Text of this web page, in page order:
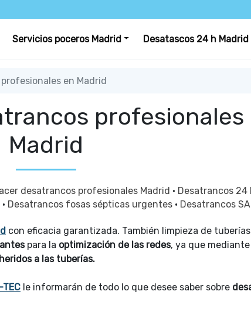
Servicios poceros Madrid Desatascos 24 h Madrid
en Madrid
profesionales
Madrid
desatrancos profesionales Madrid · Desatrancos 24
· Desatrancos fosas sépticas urgentes · Desatrancos
con eficacia garantizada. También limpieza de
para la optimización de las redes, ya que
a las tuberías.
le informarán de todo lo que desee saber sobre